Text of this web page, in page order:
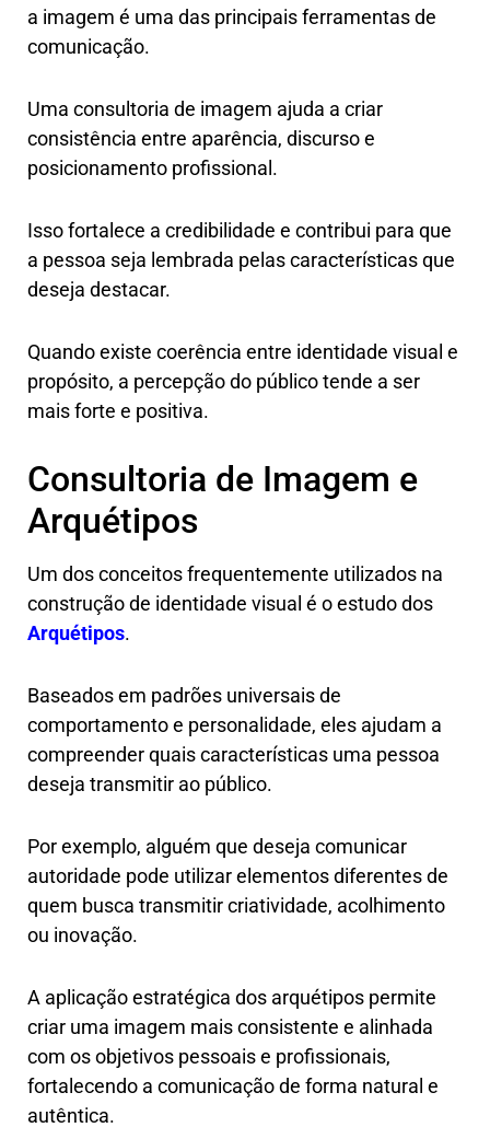
a imagem é uma das principais ferramentas de
comunicação.
Uma consultoria de imagem ajuda a criar
consistência entre aparência, discurso e
posicionamento profissional.
Isso fortalece a credibilidade e contribui para que
a pessoa seja lembrada pelas características que
deseja destacar.
Quando existe coerência entre identidade visual e
propósito, a percepção do público tende a ser
mais forte e positiva.
Consultoria de Imagem e
Arquétipos
Um dos conceitos frequentemente utilizados na
construção de identidade visual é o estudo dos
Arquétipos.
Baseados em padrões universais de
comportamento e personalidade, eles ajudam a
compreender quais características uma pessoa
deseja transmitir ao público.
Por exemplo, alguém que deseja comunicar
autoridade pode utilizar elementos diferentes de
quem busca transmitir criatividade, acolhimento
ou inovação.
A aplicação estratégica dos arquétipos permite
criar uma imagem mais consistente e alinhada
com os objetivos pessoais e profissionais,
fortalecendo a comunicação de forma natural e
autêntica.